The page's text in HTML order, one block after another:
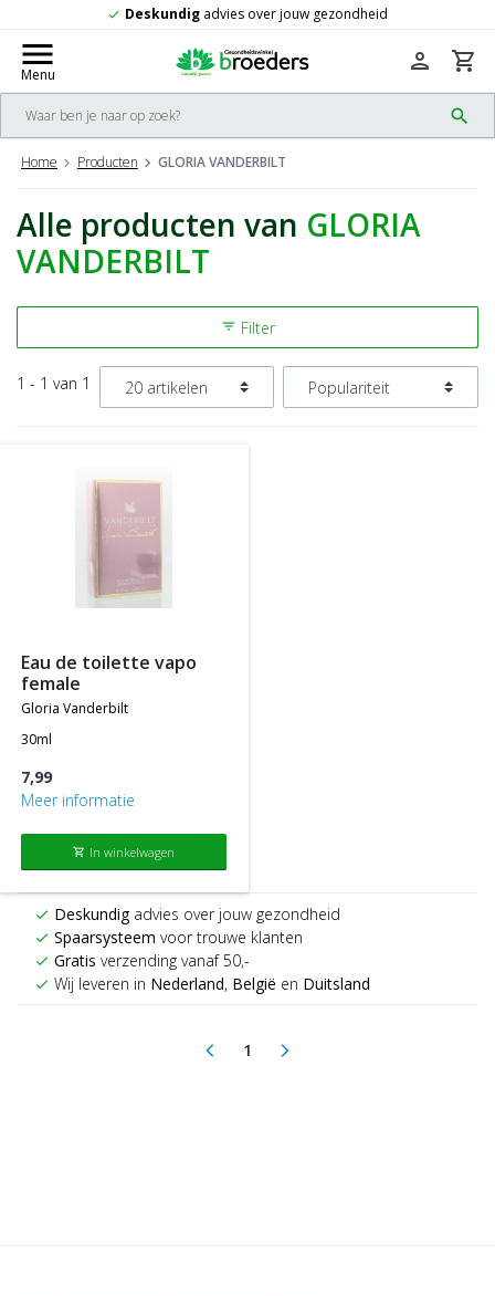
check Deskundig advies over jouw gezondheid
menu
Menu
search
person shopping_cart
Home Producten GLORIA VANDERBILT
Alle producten van GLORIA
VANDERBILT
filter_list Filter
1 - 1 van 1
eau de toilette vapo
female
gloria vanderbilt
30ml
7,99
Meer informatie
shopping_cart In winkelwagen
check Deskundigadvies over jouw gezondheid
check Spaarsysteem voor trouwe klanten
check Gratis verzending vanaf 50,-
check Wij leveren in Nederland, België en Duitsland
arrow_back_ios 1(current)
arrow_forward_ios